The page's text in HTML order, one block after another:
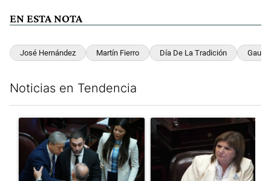
EN ESTA NOTA
José Hernández Martín Fierro Día De La Tradición
Noticias en Tendencia
Un artículo de tendencia con el título "Encuesta, mientras el
Un artículo de tendencia